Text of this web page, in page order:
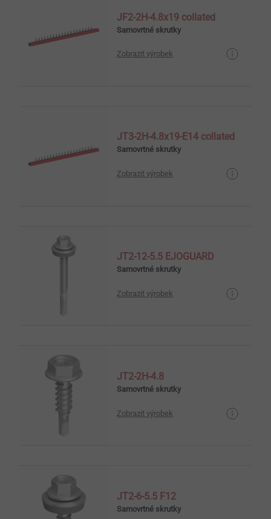
JF2-2H-4.8x19 collated
Samovrtné skrutky
Zobrazit výrobek
JT3-2H-4.8x19-E14 collated
Samovrtné skrutky
Zobrazit výrobek
JT2-12-5.5 EJOGUARD
Samovrtné skrutky
Zobrazit výrobek
JT2-2H-4.8
Samovrtné skrutky
Zobrazit výrobek
JT2-6-5.5 F12
Samovrtné skrutky